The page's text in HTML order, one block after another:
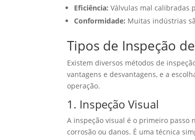
Eficiência: Válvulas mal calibradas
Conformidade: Muitas indústrias
Tipos de Inspeção
Existem diversos métodos de
vantagens e desvantagens, e a
operação.
1. Inspeção Visual
A inspeção visual é o primeiro passo
corrosão ou danos. É uma técnica